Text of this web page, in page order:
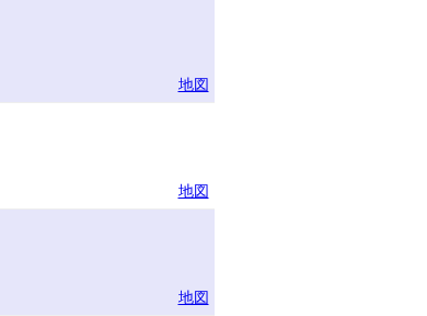
地図
地図
地図